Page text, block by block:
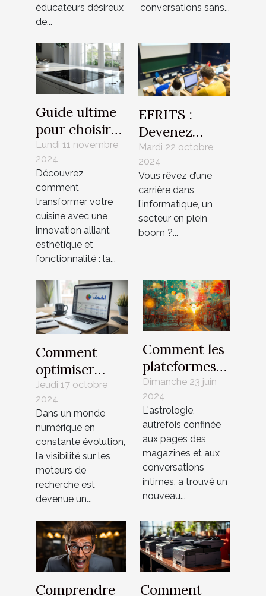
éducateurs désireux
de...
conversations sans...
Guide ultime
pour choisir
une table de
cuisson avec
extraction
intégrée en
2024
Lundi 11 novembre
2024
Découvrez
comment
transformer votre
cuisine avec une
innovation alliant
esthétique et
fonctionnalité : la...
EFRITS :
Devenez
l’ingénieur de
demain avec
cette école
d’informatique
en Île-de-
France !
Mardi 22 octobre
2024
Vous rêvez d’une
carrière dans
l’informatique, un
secteur en plein
boom ?...
Comment
optimiser
votre
référencement
sur les
moteurs de
recherche
Jeudi 17 octobre
2024
Dans un monde
numérique en
constante évolution,
la visibilité sur les
moteurs de
recherche est
devenue un...
Comment les
plateformes
de diffusion
utilisent la
culture
populaire et
les mèmes
pour
démystifier
l'astrologie
Dimanche 23 juin
2024
L'astrologie,
autrefois confinée
aux pages des
magazines et aux
conversations
intimes, a trouvé un
nouveau...
Comprendre Comment